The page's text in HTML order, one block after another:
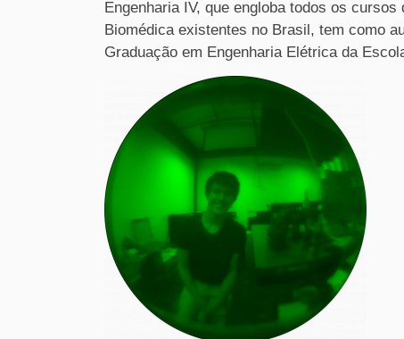
Engenharia IV, que engloba todos os
Biomédica existentes no Brasil, tem como
Graduação em Engenharia Elétrica da